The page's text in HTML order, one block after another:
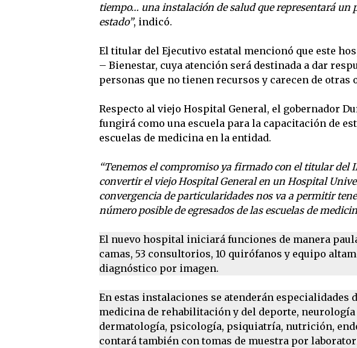
tiempo… una instalación de salud que representará un
estado”, indicó.
El titular del Ejecutivo estatal mencionó que este
– Bienestar, cuya atención será destinada a dar
personas que no tienen recursos y carecen de
Respecto al viejo Hospital General, el gobernador
fungirá como una escuela para la capacitación de
escuelas de medicina en la entidad.
“Tenemos el compromiso ya firmado con el titular del
convertir el viejo Hospital General en un Hospital
convergencia de particularidades nos va a permitir
número posible de egresados de las escuelas de
El nuevo hospital iniciará funciones de manera
camas, 53 consultorios, 10 quirófanos y equipo
diagnóstico por imagen.
En estas instalaciones se atenderán especialidades
medicina de rehabilitación y del deporte,
dermatología, psicología, psiquiatría, nutrición,
contará también con tomas de muestra por